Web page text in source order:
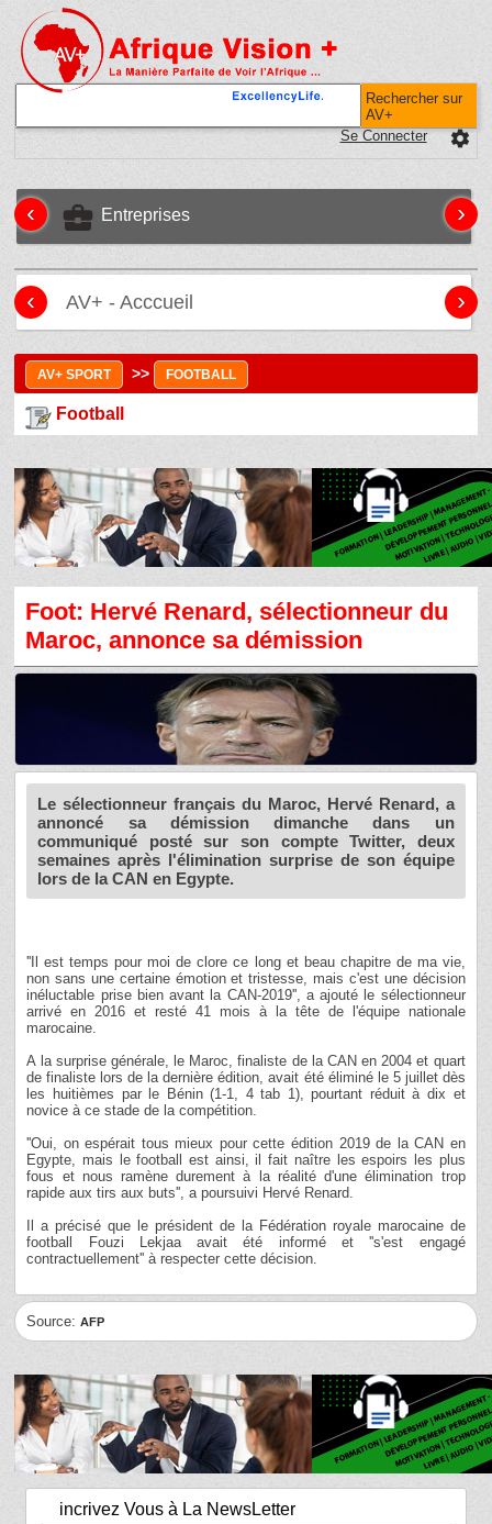
Rechercher sur
AV+
settings
Se Connecter
business_center Entreprises
‹ ›
AV+ - Acccueil
‹ ›
AV+ SPORT >> FOOTBALL
Football
Foot: Hervé Renard, sélectionneur du
Maroc, annonce sa démission
Le sélectionneur français du Maroc, Hervé Renard, a
annoncé sa démission dimanche dans un
communiqué posté sur son compte Twitter, deux
semaines après l'élimination surprise de son équipe
lors de la CAN en Egypte.
''Il est temps pour moi de clore ce long et beau chapitre de ma vie,
non sans une certaine émotion et tristesse, mais c'est une décision
inéluctable prise bien avant la CAN-2019'', a ajouté le sélectionneur
arrivé en 2016 et resté 41 mois à la tête de l'équipe nationale
marocaine.
A la surprise générale, le Maroc, finaliste de la CAN en 2004 et quart
de finaliste lors de la dernière édition, avait été éliminé le 5 juillet dès
les huitièmes par le Bénin (1-1, 4 tab 1), pourtant réduit à dix et
novice à ce stade de la compétition.
''Oui, on espérait tous mieux pour cette édition 2019 de la CAN en
Egypte, mais le football est ainsi, il fait naître les espoirs les plus
fous et nous ramène durement à la réalité d'une élimination trop
rapide aux tirs aux buts'', a poursuivi Hervé Renard.
Il a précisé que le président de la Fédération royale marocaine de
football Fouzi Lekjaa avait été informé et ''s'est engagé
contractuellement'' à respecter cette décision.
Source:AFP
incrivez Vous à La NewsLetter